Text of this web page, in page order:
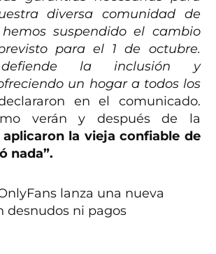
diversa comunidad de
suspendido el cambio
para el 1 de octubre.
defiende la inclusión y
un hogar a todos los
en el comunicado.
verán y después de la
aplicaron la vieja confiable de
nada”.